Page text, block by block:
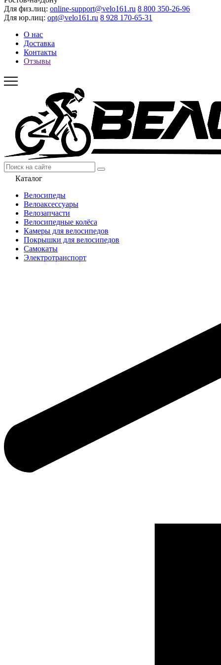
Для физ.лиц: online-support@velo161.ru 8 800 350-26-96
Для юр.лиц: opt@velo161.ru 8 928 170-65-31
О нас
Доставка
Контакты
Отзывы
Каталог
Велосипеды
Велоаксессуары
Велозапчасти
Велосипедные колёса
Камеры для велосипедов
Покрышки для велосипедов
Самокаты
Электротранспорт